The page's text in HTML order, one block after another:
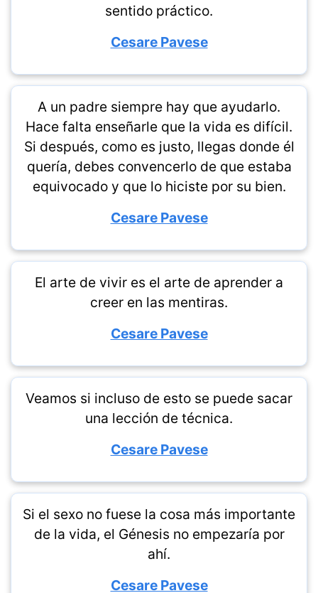
sentido práctico.
Cesare Pavese
A un padre siempre hay que ayudarlo.
Hace falta enseñarle que la vida es difícil.
Si después, como es justo, llegas donde él
quería, debes convencerlo de que estaba
equivocado y que lo hiciste por su bien.
Cesare Pavese
El arte de vivir es el arte de aprender a
creer en las mentiras.
Cesare Pavese
Veamos si incluso de esto se puede sacar
una lección de técnica.
Cesare Pavese
Si el sexo no fuese la cosa más importante
de la vida, el Génesis no empezaría por
ahí.
Cesare Pavese